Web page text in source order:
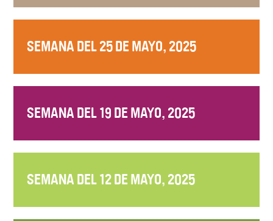
SEMANA DEL 25 DE MAYO, 2025
SEMANA DEL 19 DE MAYO, 2025
SEMANA DEL 12 DE MAYO, 2025